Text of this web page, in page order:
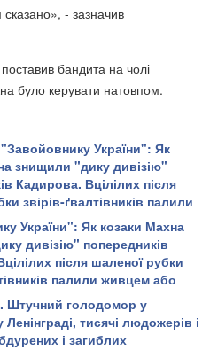
- зазначив
бандита на чолі
було керувати натовпом.
України": Як
знищили "дику дивізію"
Кадирова. Вцілілих після
звірів-ґвалтівників палили
рубали на дрібні
України": Як козаки Махна
дивізію" попередників
після шаленої рубки
палили живцем або
на дрібні шматки
Штучний голодомор у
тисячі людожерів і
і загиблих